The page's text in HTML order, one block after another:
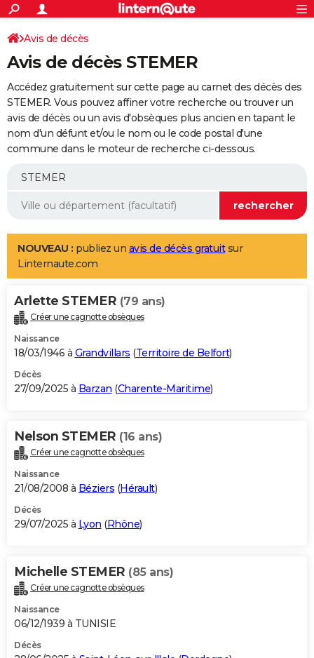
ACTUALITÉS
Politique
Société
Faits Divers
Education
Monde
Villes
+
SPORT
Coupe du monde 2026
Football
Tennis
Cyclisme
Rugby
Forum
Programme TV
TNT
Streaming
Cinéma
Sorties cinéma
Musique
+
FINANCE
Retraite
Epargne
Immobilier
Risques naturels par ville
Banque
Assurance
AUTO
Essais
Réserver un essai
Citadines
Berlines
SUV
Forum auto
+
Mobiles
Meilleur smartphone
Internet
Ordinateurs
Jeux vidéo
Guide high-tech
Aménagement intérieur
LIFESTYLE
Art de vivre
Bien-être
Loisirs
Mode
Modes de vie
Alimentation
Guide de la santé
Maladies
Médicaments
Sommeil
VOYAGE
Destinations
City break
Voyage nature
Voyage de noces
Forum
Climat
+PHOTO
GUIDES D'ACHAT
BONS PLANS
Carte de Noël
Carte Bonne année
Carte Saint-Valentin
Carte Pâques
Carte d'anniversaire
DICTIONNAIRE
Dictionnaire
Biographies
Citations
Expressions
Proverbes
PROGRAMME TV
S'inscrire
Se connecter
Lycées
Collèges
Primaires
Universités
Entreprises
Service militaire
Avis de recherche
AVIS DE DÉCÈS
Bricolage
Lifestyle
Culture
Sport
Auto
Television
Voyage
Cinema
Avis de décès
Avis de décès STEMER
Accédez gratuitement sur cette page au carnet des décès des
STEMER. Vous pouvez affiner votre recherche ou trouver un
avis de décès ou un avis d'obsèques plus ancien en tapant le
nom d'un défunt et/ou le nom ou le code postal d'une
commune dans le moteur de recherche ci-dessous.
NOUVEAU : publiez un avis de décès gratuitsur
Linternaute.com
Arlette STEMER (79 ans)
Créer une cagnotte obsèques
Naissance
18/03/1946 à Grandvillars (Territoire de Belfort)
Décès
27/09/2025 à Barzan (Charente-Maritime)
Nelson STEMER (16 ans)
Créer une cagnotte obsèques
Naissance
21/08/2008 à Béziers (Hérault)
Décès
29/07/2025 à Lyon (Rhône)
Michelle STEMER (85 ans)
Créer une cagnotte obsèques
Naissance
06/12/1939 à TUNISIE
Décès